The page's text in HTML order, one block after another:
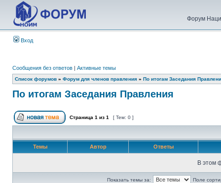
Форум
Вход
Сообщения без ответов | Активные темы
Список форумов » Форум для членов правления » По итогам Заседания
По итогам Заседания Правления
Страница 1 из 1 [ Тем: 0 ]
Темы Автор Ответы
В этом
Показать темы за: Поле